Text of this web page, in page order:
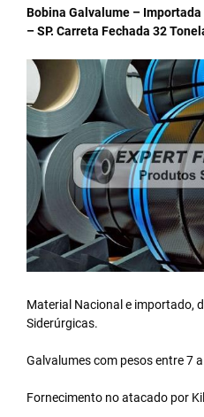
Bobina Galvalume –
– SP. Carreta Fechada 32
Material Nacional e importado,
Siderúrgicas.
Galvalumes com pesos entre 7
Fornecimento no atacado por